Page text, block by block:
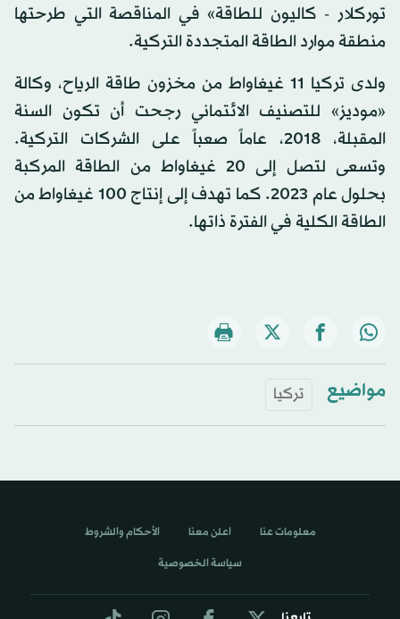
توركلار - كاليون للطاقة» في المناقصة التي طرحتها
منطقة موارد الطاقة المتجددة التركية.
ولدى تركيا 11 غيغاواط من مخزون طاقة الرياح، وكالة
«موديز» للتصنيف الائتماني رجحت أن تكون السنة
المقبلة، 2018، عاماً صعباً على الشركات التركية.
وتسعى لتصل إلى 20 غيغاواط من الطاقة المركبة
بحلول عام 2023. كما تهدف إلى إنتاج 100 غيغاواط من
الطاقة الكلية في الفترة ذاتها.
مواضيع تركيا
معلومات عنا اعلن معنا الأحكام والشروط
سياسة الخصوصية